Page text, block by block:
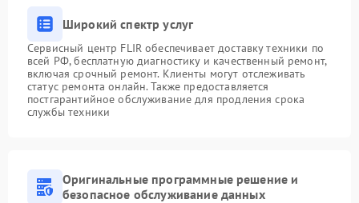
Широкий спектр услуг
Сервисный центр FLIR обеспечивает доставку техники по
всей РФ, бесплатную диагностику и качественный ремонт,
включая срочный ремонт. Клиенты могут отслеживать
статус ремонта онлайн. Также предоставляется
постгарантийное обслуживание для продления срока
службы техники
Оригинальные программные решение и
безопасное обслуживание данных